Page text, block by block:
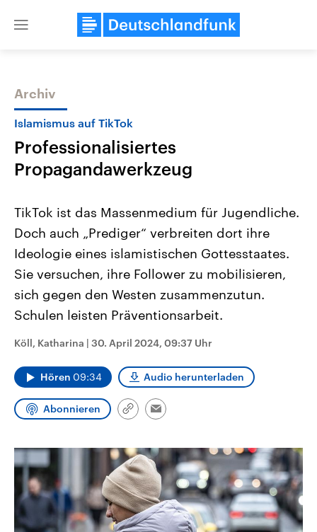
Close
Themen
Landtagswahl Sachsen-Anhalt
2026
Alle Informationen
Sachsen-Anhalt wählt am 6.
September 2026 einen neuen
Landtag. Seit 2021 wird das
Bundesland von einer Koalition aus
Umfragen, Prognosen,
Wahlprogramme, aktuelle Berichte
und Kandidaten der anstehenden
Wahl.
USA
Aktuelle Beiträge,
Hintergründe
Wirtschaftlich und
gehören die Vereinigten
den mächtigsten Ländern
mit großem Einfluss auf
Archiv
Islamismus auf TikTok
Professionalisiertes
Propagandawerkzeug
TikTok ist das Massenmedium für Jugendliche.
Doch auch „Prediger“ verbreiten dort ihre
Ideologie eines islamistischen Gottesstaates.
Sie versuchen, ihre Follower zu mobilisieren,
sich gegen den Westen zusammenzutun.
Schulen leisten Präventionsarbeit.
Köll, Katharina | 30. April 2024, 09:37 Uhr
Hören 09:34 Audio herunterladen
Abonnieren
Link
Email